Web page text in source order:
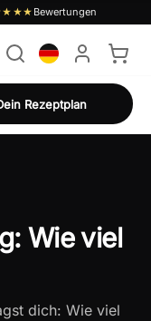
Bewertungen
Rezeptplan
Wie viel
dich: Wie viel